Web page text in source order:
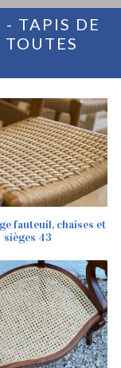
- TAPIS DE
fauteuil, chaises et
sièges 43